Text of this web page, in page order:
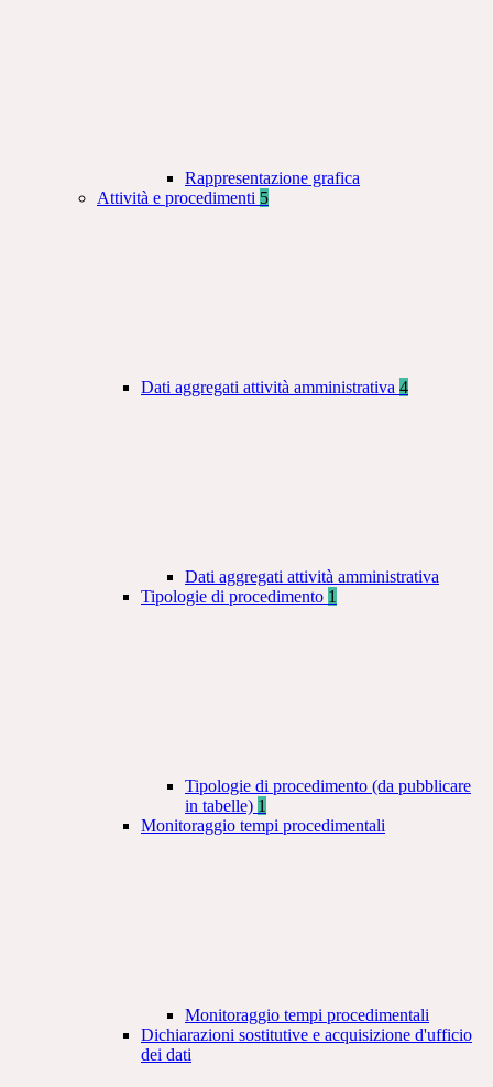
Rappresentazione grafica
Attività e procedimenti 5
Dati aggregati attività amministrativa 4
Dati aggregati attività amministrativa
Tipologie di procedimento 1
Tipologie di procedimento (da pubblicare
in tabelle) 1
Monitoraggio tempi procedimentali
Monitoraggio tempi procedimentali
Dichiarazioni sostitutive e acquisizione d'ufficio
dei dati